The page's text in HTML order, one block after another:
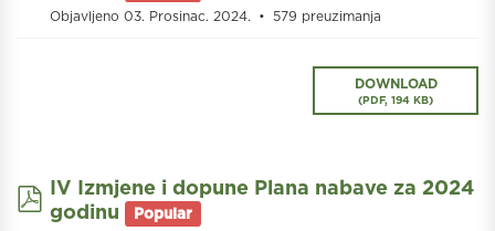
Objavljeno 03. Prosinac. 2024. 579 preuzimanja
DOWNLOAD
(PDF, 194 KB)
pdf
IV Izmjene i dopune Plana nabave za 2024
godinu
Popular